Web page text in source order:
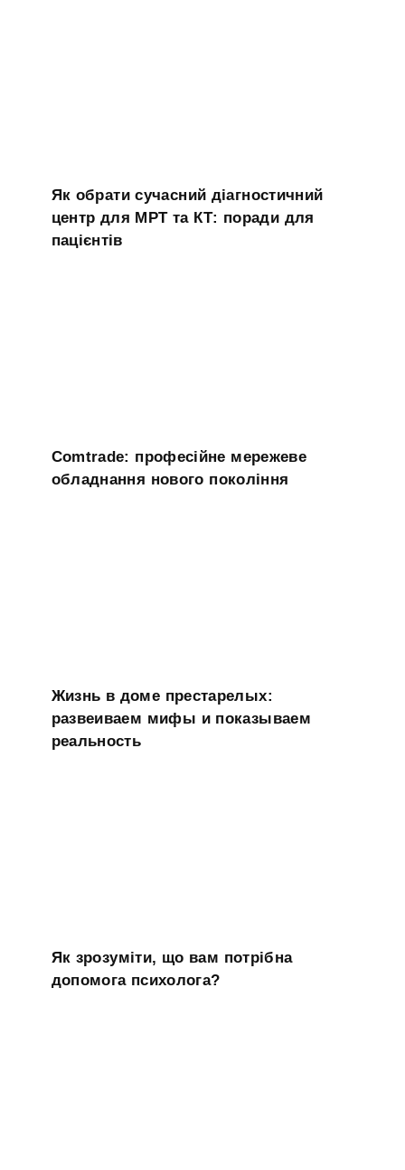
Як обрати сучасний діагностичний
центр для МРТ та КТ: поради для
пацієнтів
Comtrade: професійне мережеве
обладнання нового покоління
Жизнь в доме престарелых:
развеиваем мифы и показываем
реальность
Як зрозуміти, що вам потрібна
допомога психолога?